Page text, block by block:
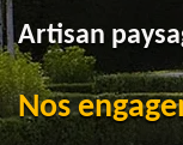
Artisan
Nos